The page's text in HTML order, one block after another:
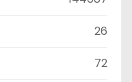
26
72